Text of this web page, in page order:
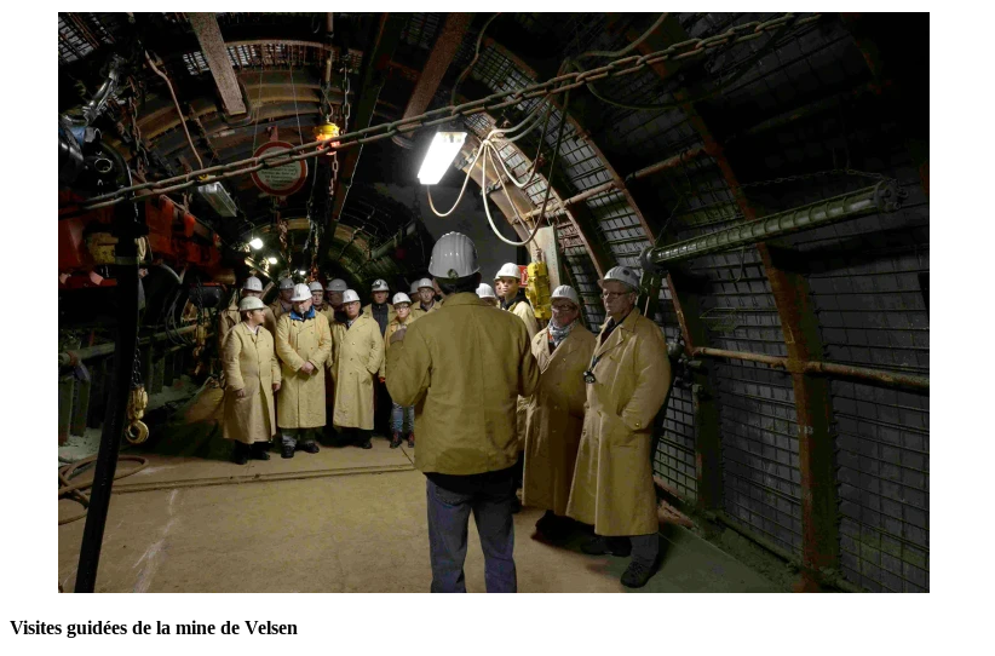
Visites guidées de la mine de Velsen